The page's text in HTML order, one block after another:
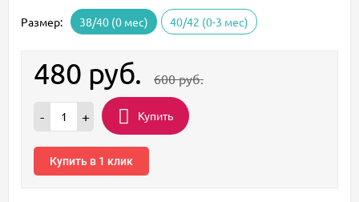
Размер: 38/40 (0 мес) 40/42 (0-3 мес)
480 руб. 600руб.
- + Купить
Купить в 1 клик